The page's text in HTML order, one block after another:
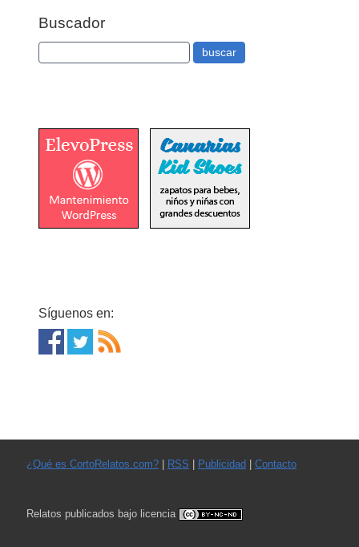
Buscador
Síguenos en:
¿Qué es CortoRelatos.com?| RSS Publicidad Contacto
Relatos publicados bajo licencia